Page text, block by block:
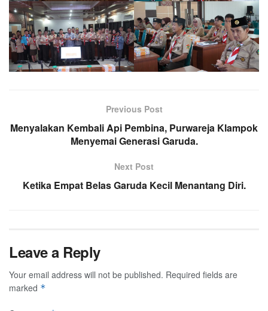
Previous Post
Menyalakan Kembali Api Pembina, Purwareja Klampok
Menyemai Generasi Garuda.
Next Post
Ketika Empat Belas Garuda Kecil Menantang Diri.
Leave a Reply
Your email address will not be published. Required fields are
marked *